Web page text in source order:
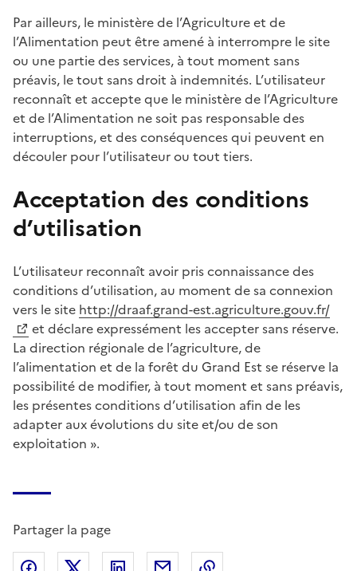
Par ailleurs, le ministère de l’Agriculture et de
l’Alimentation peut être amené à interrompre le site
ou une partie des services, à tout moment sans
préavis, le tout sans droit à indemnités. L’utilisateur
reconnaît et accepte que le ministère de l’Agriculture
et de l’Alimentation ne soit pas responsable des
interruptions, et des conséquences qui peuvent en
découler pour l’utilisateur ou tout tiers.
Acceptation des conditions
d’utilisation
L’utilisateur reconnaît avoir pris connaissance des
conditions d’utilisation, au moment de sa connexion
vers le site http://draaf.grand-est.agriculture.gouv.fr/
et déclare expressément les accepter sans réserve.
La direction régionale de l’agriculture, de
l’alimentation et de la forêt du Grand Est se réserve la
possibilité de modifier, à tout moment et sans préavis,
les présentes conditions d’utilisation afin de les
adapter aux évolutions du site et/ou de son
exploitation ».
Partager la page